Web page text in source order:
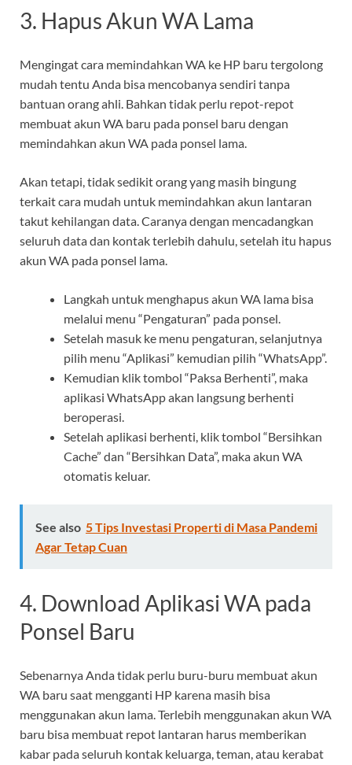
3. Hapus Akun WA Lama
Mengingat cara memindahkan WA ke HP baru tergolong
mudah tentu Anda bisa mencobanya sendiri tanpa
bantuan orang ahli. Bahkan tidak perlu repot-repot
membuat akun WA baru pada ponsel baru dengan
memindahkan akun WA pada ponsel lama.
Akan tetapi, tidak sedikit orang yang masih bingung
terkait cara mudah untuk memindahkan akun lantaran
takut kehilangan data. Caranya dengan mencadangkan
seluruh data dan kontak terlebih dahulu, setelah itu hapus
akun WA pada ponsel lama.
Langkah untuk menghapus akun WA lama bisa
melalui menu “Pengaturan” pada ponsel.
Setelah masuk ke menu pengaturan, selanjutnya
pilih menu “Aplikasi” kemudian pilih “WhatsApp”.
Kemudian klik tombol “Paksa Berhenti”, maka
aplikasi WhatsApp akan langsung berhenti
beroperasi.
Setelah aplikasi berhenti, klik tombol “Bersihkan
Cache” dan “Bersihkan Data”, maka akun WA
otomatis keluar.
See also 5 Tips Investasi Properti di Masa Pandemi
Agar Tetap Cuan
4. Download Aplikasi WA pada
Ponsel Baru
Sebenarnya Anda tidak perlu buru-buru membuat akun
WA baru saat mengganti HP karena masih bisa
menggunakan akun lama. Terlebih menggunakan akun WA
baru bisa membuat repot lantaran harus memberikan
kabar pada seluruh kontak keluarga, teman, atau kerabat